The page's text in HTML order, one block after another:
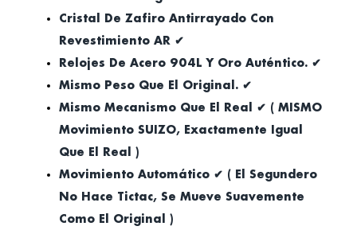
Cristal De Zafiro Antirrayado Con
Revestimiento AR ✔
Relojes De Acero 904L Y Oro Auténtico. ✔
Mismo Peso Que El Original. ✔
Mismo Mecanismo Que El Real ✔ ( MISMO
Movimiento SUIZO, Exactamente Igual
Que El Real )
Movimiento Automático ✔ ( El Segundero
No Hace Tictac, Se Mueve Suavemente
Como El Original )